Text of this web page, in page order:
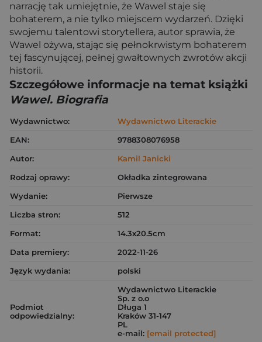
narrację tak umiejętnie, że Wawel staje się
bohaterem, a nie tylko miejscem wydarzeń. Dzięki
swojemu talentowi storytellera, autor sprawia, że
Wawel ożywa, stając się pełnokrwistym bohaterem
tej fascynującej, pełnej gwałtownych zwrotów akcji
historii.
Szczegółowe informacje na temat książki
Wawel. Biografia
Wydawnictwo:
Wydawnictwo Literackie
EAN:
9788308076958
Autor:
Kamil Janicki
Rodzaj oprawy:
Okładka zintegrowana
Wydanie:
Pierwsze
Liczba stron:
512
Format:
14.3x20.5cm
Data premiery:
2022-11-26
Język wydania:
polski
Podmiot
odpowiedzialny:
Wydawnictwo Literackie
Sp. z o.o
Długa 1
Kraków 31-147
PL
e-mail: [email protected]